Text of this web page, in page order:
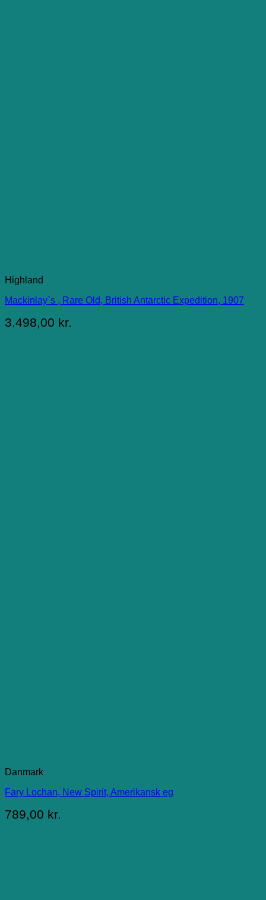
Highland
Mackinlay`s , Rare Old, British Antarctic Expedition, 1907
3.498,00 kr.
Danmark
Fary Lochan, New Spirit, Amerikansk eg
789,00 kr.